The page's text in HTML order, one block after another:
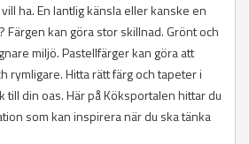
ha. En lantlig känsla eller kanske en
Färgen kan göra stor skillnad. Grönt och
miljö. Pastellfärger kan göra att
rymligare. Hitta rätt färg och tapeter i
till din oas. Här på Köksportalen hittar du
som kan inspirera när du ska tänka